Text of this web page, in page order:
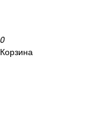
0
Корзина